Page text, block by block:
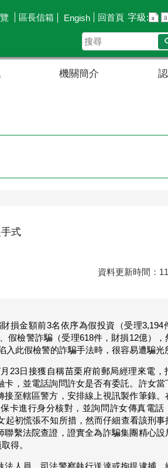
區長信箱 Engish 回首頁 字級:
機關簡介
式
資料更新時間：
損金額前3名依序為假投資（受理3,194
假檢警詐騙（受理618件，財損12億），
此假檢警的詐騙手法時，很容易遭騙光
23日接獲自稱苗栗府前郵局經理來電，
卡，並電話詢問許女是否有委託。許女當
至轄區警方，安排線上視訊製作筆錄。
卡進行身分核對，並詢問許女傳真電話
初慌張不知所措，然而仔細查看該刑事
繫法院查證，證實全為詐騙集團精心設
得。